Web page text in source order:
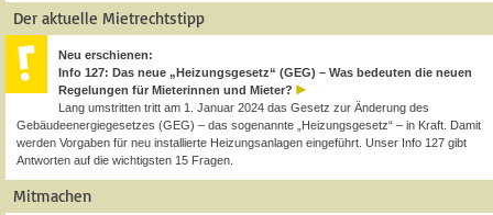
Der aktuelle Mietrechtstipp
Neu erschienen:
Info 127: Das neue „Heizungsgesetz“ (GEG) – Was bedeuten die neuen
Regelungen für Mieterinnen und Mieter?
Lang umstritten tritt am 1. Januar 2024 das Gesetz zur Änderung des
Gebäudeenergiegesetzes (GEG) – das sogenannte „Heizungsgesetz“ – in Kraft. Damit
werden Vorgaben für neu installierte Heizungsanlagen eingeführt. Unser Info 127 gibt
Antworten auf die wichtigsten 15 Fragen.
Mitmachen